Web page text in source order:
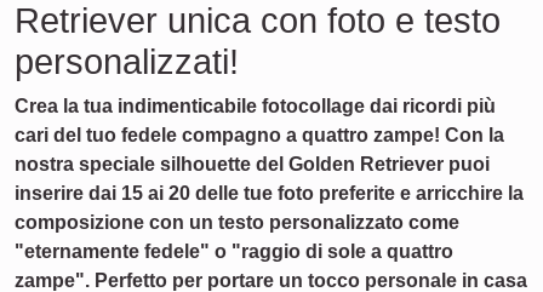
Retriever unica con foto e testo
personalizzati!
Crea la tua indimenticabile fotocollage dai ricordi più
cari del tuo fedele compagno a quattro zampe! Con la
nostra speciale silhouette del Golden Retriever puoi
inserire dai 15 ai 20 delle tue foto preferite e arricchire la
composizione con un testo personalizzato come
"eternamente fedele" o "raggio di sole a quattro
zampe". Perfetto per portare un tocco personale in casa